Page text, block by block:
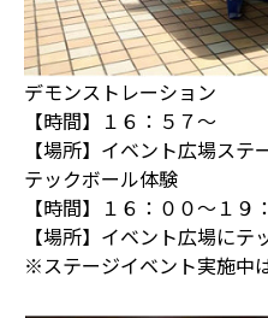
デモンストレーション
【時間】１６：５７～
【場所】イベント広場ステ
テックボール体験
【時間】１６：００～１９
【場所】イベント広場に
※ステージイベント実施中